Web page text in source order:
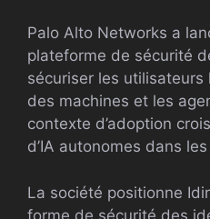
Palo Alto Networks a
plateforme de sécurité
sécuriser les
des machines et les
contexte d’adoption
d’IA autonomes dans
La société positionne
forme de sécurité des